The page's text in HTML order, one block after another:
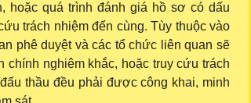
hoặc quá trình đánh giá hồ sơ có dấu
trách nhiệm đến cùng. Tùy thuộc vào
phê duyệt và các tổ chức liên quan sẽ
nghiêm khắc, hoặc truy cứu trách
thầu đều phải được công khai, minh